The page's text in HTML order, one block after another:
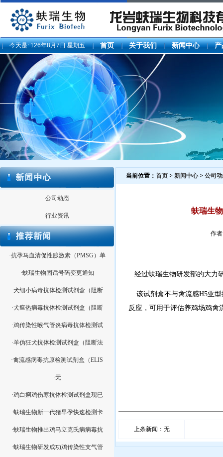
今天是:126年8月7日 星期五 首页 关于我们 新闻中心 产
公司动态
行业资讯
·抗孕马血清促性腺激素（PMSG）单
·蚨瑞生物固话号码变更通知
·犬细小病毒抗体检测试剂盒（阻断
·犬瘟热病毒抗体检测试剂盒（阻断
·鸡传染性喉气管炎病毒抗体检测试
·羊伪狂犬抗体检测试剂盒（阻断法
·禽流感病毒抗原检测试剂盒（ELIS
·无
·鸡白痢鸡伤寒抗体检测试剂盒现已
·蚨瑞生物新一代猪早孕快速检测卡
·蚨瑞生物推出鸡马立克氏病病毒抗
·蚨瑞生物研发成功鸡传染性支气管
当前位置： 首页 > 新闻中心> 公司
蚨瑞生
作
经过蚨瑞生物研发部的大力
该试剂盒不与禽流感H5亚型
反应，可用于评估养鸡场鸡禽
上条新闻： 无